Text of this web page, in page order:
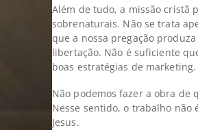
Além de tudo, a missão cristã
sobrenaturais. Não se trata
que a nossa pregação
libertação. Não é suficiente
boas estratégias de
Não podemos fazer a obra de
Nesse sentido, o trabalho não
Jesus.